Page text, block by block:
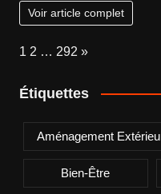
Voir article complet
Page:
1 2 … 292 Next
»
Étiquettes
Aménagement
Bien-Être